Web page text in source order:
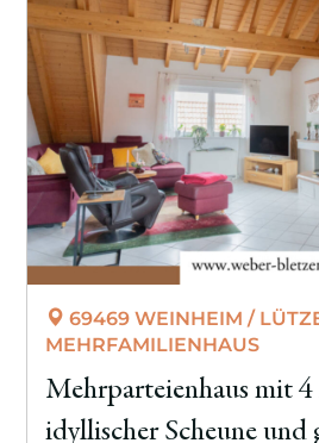
69469 WEINHEIM /
MEHRFAMILIENHAUS
Mehrparteienhaus mit
idyllischer Scheune und